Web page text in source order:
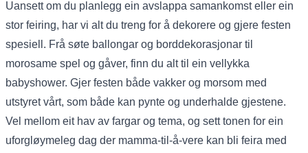
Uansett om du planlegg ein avslappa samankomst eller ein
stor feiring, har vi alt du treng for å dekorere og gjere festen
spesiell. Frå søte ballongar og borddekorasjonar til
morosame spel og gåver, finn du alt til ein vellykka
babyshower. Gjer festen både vakker og morsom med
utstyret vårt, som både kan pynte og underhalde gjestene.
Vel mellom eit hav av fargar og tema, og sett tonen for ein
uforgløymeleg dag der mamma-til-å-vere kan bli feira med